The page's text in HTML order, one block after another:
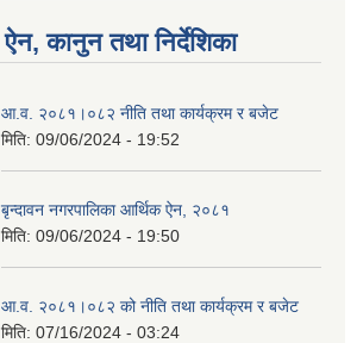
ऐन, कानुन तथा निर्देशिका
आ.व. २०८१।०८२ नीति तथा कार्यक्रम र बजेट
मिति: 09/06/2024 - 19:52
बृन्दावन नगरपालिका आर्थिक ऐन, २०८१
मिति: 09/06/2024 - 19:50
आ.व. २०८१।०८२ को नीति तथा कार्यक्रम र बजेट
मिति: 07/16/2024 - 03:24